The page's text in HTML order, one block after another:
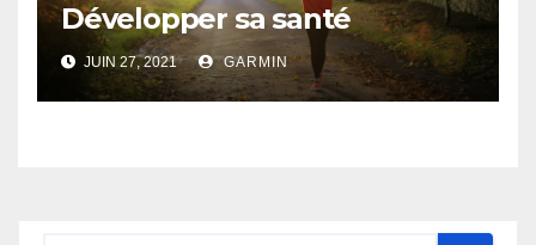
Développer sa santé
JUIN 27, 2021 GARMIN